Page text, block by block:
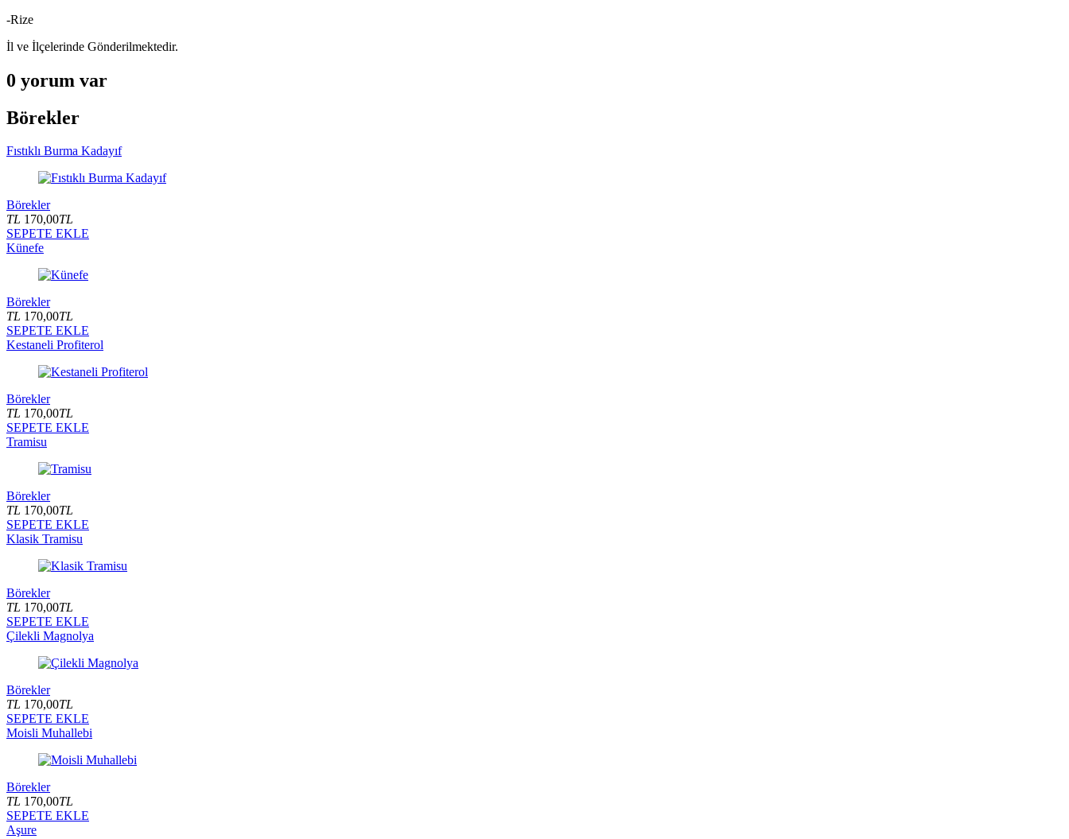
-Rize
İl ve İlçelerinde Gönderilmektedir.
0 yorum var
Börekler
Fıstıklı Burma Kadayıf
Börekler
TL 170,00TL
SEPETE EKLE
Künefe
Börekler
TL 170,00TL
SEPETE EKLE
Kestaneli Profiterol
Börekler
TL 170,00TL
SEPETE EKLE
Tramisu
Börekler
TL 170,00TL
SEPETE EKLE
Klasik Tramisu
Börekler
TL 170,00TL
SEPETE EKLE
Çilekli Magnolya
Börekler
TL 170,00TL
SEPETE EKLE
Moisli Muhallebi
Börekler
TL 170,00TL
SEPETE EKLE
Aşure